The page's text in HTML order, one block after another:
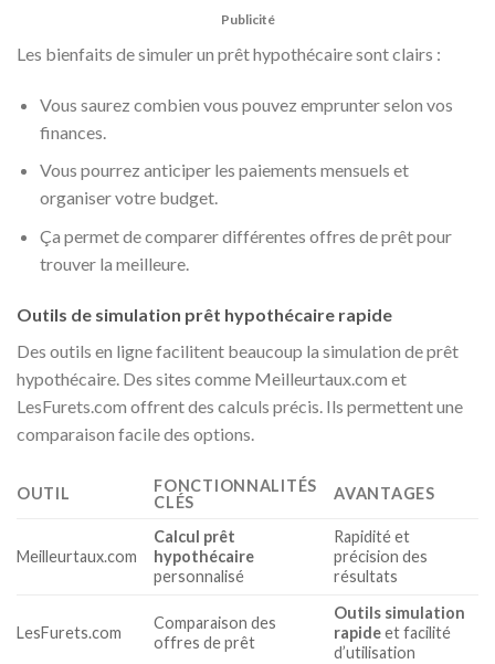
Publicité
Les bienfaits de simuler un prêt hypothécaire sont clairs :
Vous saurez combien vous pouvez emprunter selon vos
finances.
Vous pourrez anticiper les paiements mensuels et
organiser votre budget.
Ça permet de comparer différentes offres de prêt pour
trouver la meilleure.
Outils de simulation prêt hypothécaire rapide
Des outils en ligne facilitent beaucoup la simulation de prêt
hypothécaire. Des sites comme Meilleurtaux.com et
LesFurets.com offrent des calculs précis. Ils permettent une
comparaison facile des options.
OUTIL
FONCTIONNALITÉS
CLÉS
AVANTAGES
Meilleurtaux.com
Calcul prêt
hypothécaire
personnalisé
Rapidité et
précision des
résultats
LesFurets.com
Comparaison des
offres de prêt
Outils simulation
rapideet facilité
d’utilisation